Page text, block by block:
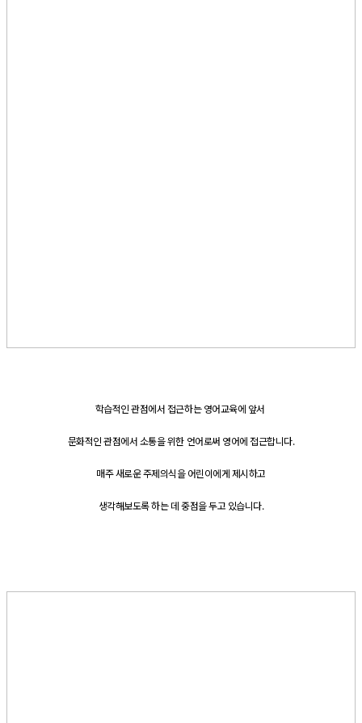
학습적인 관점에서 접근하는 영어교육에 앞서
문화적인 관점에서 소통을 위한 언어로써 영어에 접근합니다.
매주 새로운 주제의식을 어린이에게 제시하고
생각해보도록 하는 데 중점을 두고 있습니다.